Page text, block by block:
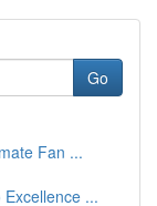
Go
Fan ...
...